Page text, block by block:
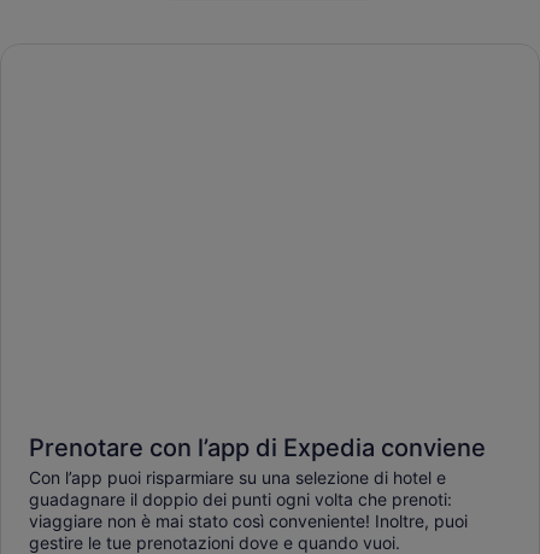
Prenotare con l’app di Expedia conviene
Con l’app puoi risparmiare su una selezione di hotel e
guadagnare il doppio dei punti ogni volta che prenoti:
viaggiare non è mai stato così conveniente! Inoltre, puoi
gestire le tue prenotazioni dove e quando vuoi.